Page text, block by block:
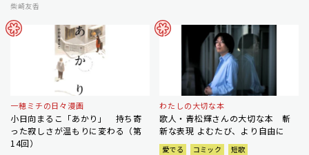
柴崎友香
一穂ミチの日々漫画
小日向まるこ「あかり」 持ち寄
った寂しさが温もりに変わる（第
14回）
わたしの大切な本
歌人・青松輝さんの大切な本 斬
新な表現 よむたび、より自由に
愛でる コミック 短歌